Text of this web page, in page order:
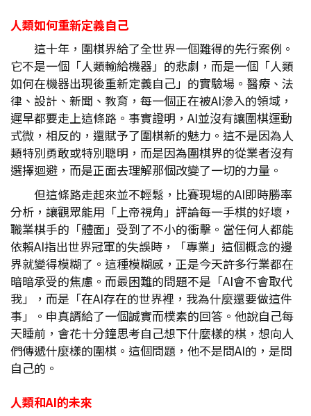
人類如何重新定義自己
這十年，圍棋界給了全世界一個難得的先行案例。
它不是一個「人類輸給機器」的悲劇，而是一個「人類
如何在機器出現後重新定義自己」的實驗場。醫療、法
律、設計、新聞、教育，每一個正在被AI滲入的領域，
遲早都要走上這條路。事實證明，AI並沒有讓圍棋運動
式微，相反的，還賦予了圍棋新的魅力。這不是因為人
類特別勇敢或特別聰明，而是因為圍棋界的從業者沒有
選擇迴避，而是正面去理解那個改變了一切的力量。
但這條路走起來並不輕鬆，比賽現場的AI即時勝率
分析，讓觀眾能用「上帝視角」評論每一手棋的好壞，
職業棋手的「體面」受到了不小的衝擊。當任何人都能
依賴AI指出世界冠軍的失誤時，「專業」這個概念的邊
界就變得模糊了。這種模糊感，正是今天許多行業都在
暗暗承受的焦慮。而最困難的問題不是「AI會不會取代
我」，而是「在AI存在的世界裡，我為什麼還要做這件
事」。申真諝給了一個誠實而樸素的回答。他說自己每
天睡前，會花十分鐘思考自己想下什麼樣的棋，想向人
們傳遞什麼樣的圍棋。這個問題，他不是問AI的，是問
自己的。
人類和AI的未來